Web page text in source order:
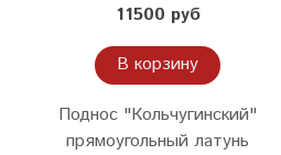
11500 руб
В корзину
Поднос "Кольчугинский"
прямоугольный латунь